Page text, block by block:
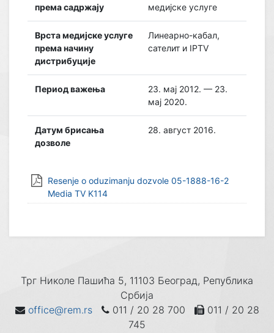
према садржају
медијске услуге
Врста медијске услуге
према начину
дистрибуције
Линеарно-кабал,
сателит и IPTV
Период важења
23. мај 2012. — 23.
мај 2020.
Датум брисања
дозволе
28. август 2016.
Resenje o oduzimanju dozvole 05-1888-16-2
Media TV K114
Трг Николе Пашића 5, 11103 Београд, Република
Србија
office@rem.rs
011 / 20 28 700
011 / 20 28
745